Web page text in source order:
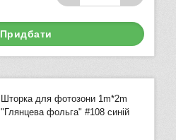
Придбати
Шторка для фотозони 1m*2m
"Глянцева фольга" #108 синій